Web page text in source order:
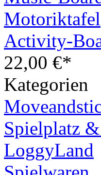
Activity-
22,00 €*
Kategorien
Spielplatz
LoggyLand